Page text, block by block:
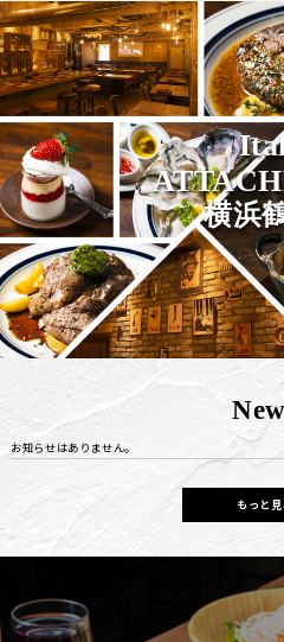
ン
テ
ン
ツ
へ
ス
キ
ッ
プ
横浜
お知らせはありません。
もっと見